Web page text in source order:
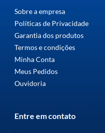
Sobre a empresa
Políticas de Privacidade
Garantia dos produtos
Termos e condições
Minha Conta
Meus Pedidos
Ouvidoria
Entre em contato